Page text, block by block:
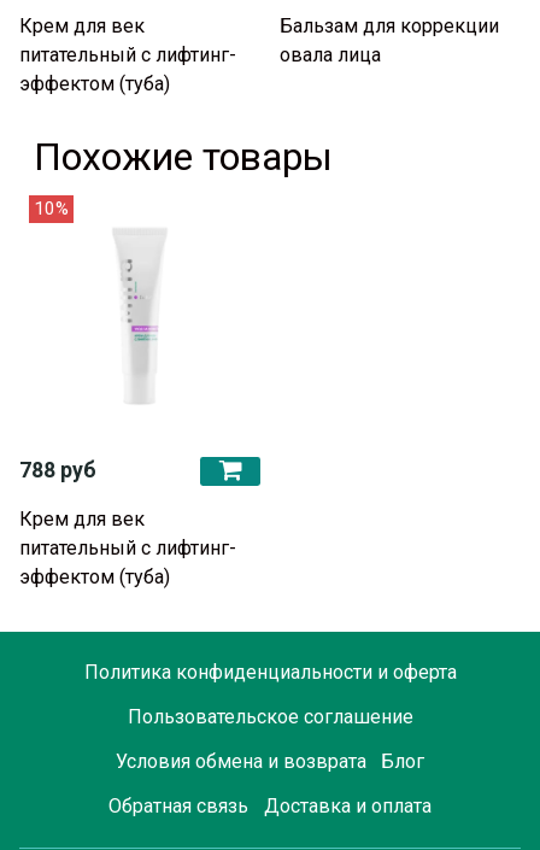
Крем для век
питательный с лифтинг-
эффектом (туба)
Бальзам для коррекции
овала лица
Похожие товары
10%
788 руб
Крем для век
питательный с лифтинг-
эффектом (туба)
Политика конфиденциальности и оферта
Пользовательское соглашение
Условия обмена и возврата
Блог
Обратная связь
Доставка и оплата